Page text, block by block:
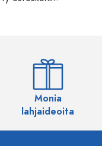
Monia
lahjaideoita